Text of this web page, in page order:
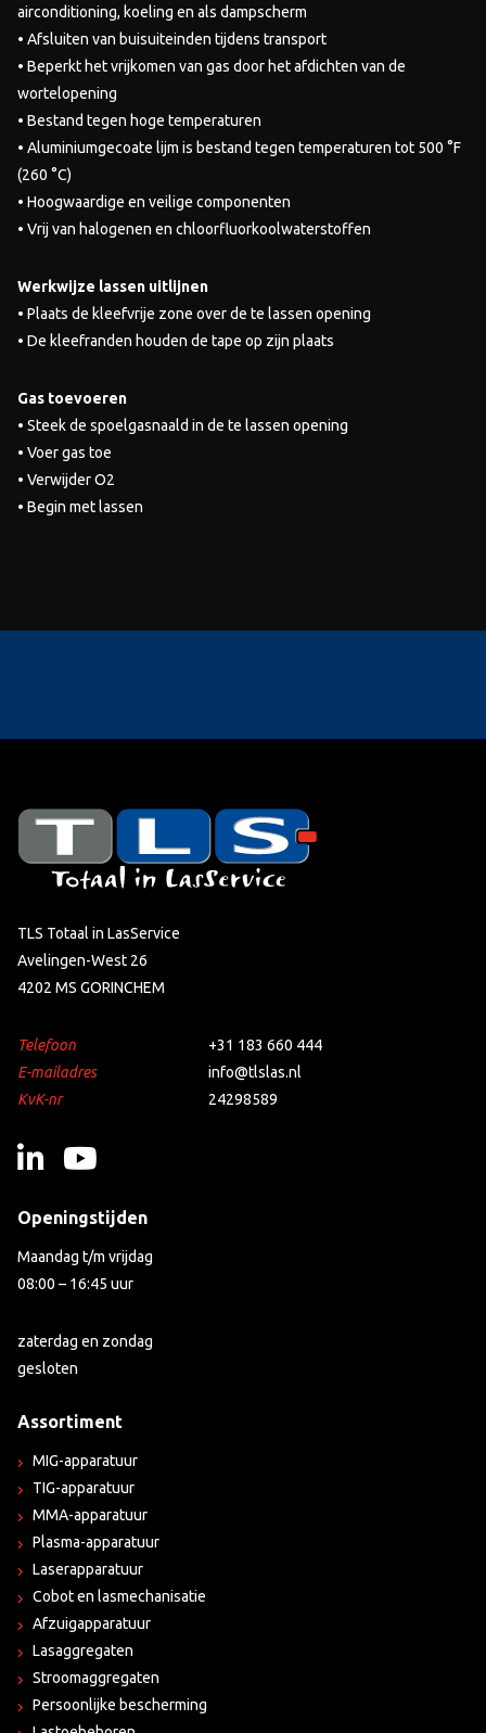
airconditioning, koeling en als dampscherm
• Afsluiten van buisuiteinden tijdens transport
• Beperkt het vrijkomen van gas door het afdichten van de
wortelopening
• Bestand tegen hoge temperaturen
• Aluminiumgecoate lijm is bestand tegen temperaturen tot 500 °F
(260 °C)
• Hoogwaardige en veilige componenten
• Vrij van halogenen en chloorfluorkoolwaterstoffen
Werkwijze lassen uitlijnen
• Plaats de kleefvrije zone over de te lassen opening
• De kleefranden houden de tape op zijn plaats
Gas toevoeren
• Steek de spoelgasnaald in de te lassen opening
• Voer gas toe
• Verwijder O2
• Begin met lassen
TLS Totaal in LasService
Avelingen-West 26
4202 MS GORINCHEM
Telefoon
+31 183 660 444
E-mailadres
info@tlslas.nl
KvK-nr
24298589
Openingstijden
Maandag t/m vrijdag
08:00 – 16:45 uur
zaterdag en zondag
gesloten
Assortiment
MIG-apparatuur
TIG-apparatuur
MMA-apparatuur
Plasma-apparatuur
Laserapparatuur
Cobot en lasmechanisatie
Afzuigapparatuur
Lasaggregaten
Stroomaggregaten
Persoonlijke bescherming